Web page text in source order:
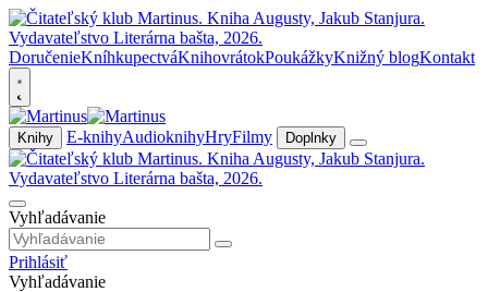
DoručenieKníhkupectváKnihovrátokPoukážkyKnižný blogKontakt
Knihy E-knihyAudioknihyHryFilmy Doplnky
Vyhľadávanie
Prihlásiť
Vyhľadávanie